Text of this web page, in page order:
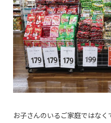
お子さんのいるご家庭ではな